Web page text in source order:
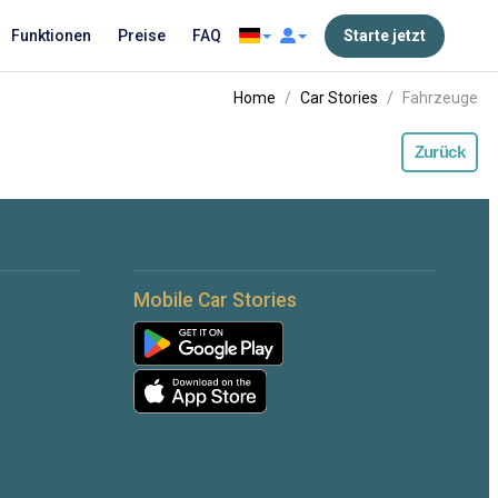
Funktionen Preise FAQ Starte jetzt
Home Car Stories Fahrzeuge
Zurück
Mobile Car Stories